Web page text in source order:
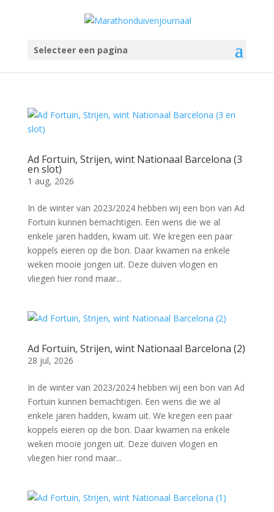
Selecteer een pagina
Ad Fortuin, Strijen, wint Nationaal Barcelona (3
en slot)
1 aug, 2026
In de winter van 2023/2024 hebben wij een bon van Ad
Fortuin kunnen bemachtigen. Een wens die we al
enkele jaren hadden, kwam uit. We kregen een paar
koppels eieren op die bon. Daar kwamen na enkele
weken mooie jongen uit. Deze duiven vlogen en
vliegen hier rond maar...
Ad Fortuin, Strijen, wint Nationaal Barcelona (2)
28 jul, 2026
In de winter van 2023/2024 hebben wij een bon van Ad
Fortuin kunnen bemachtigen. Een wens die we al
enkele jaren hadden, kwam uit. We kregen een paar
koppels eieren op die bon. Daar kwamen na enkele
weken mooie jongen uit. Deze duiven vlogen en
vliegen hier rond maar...